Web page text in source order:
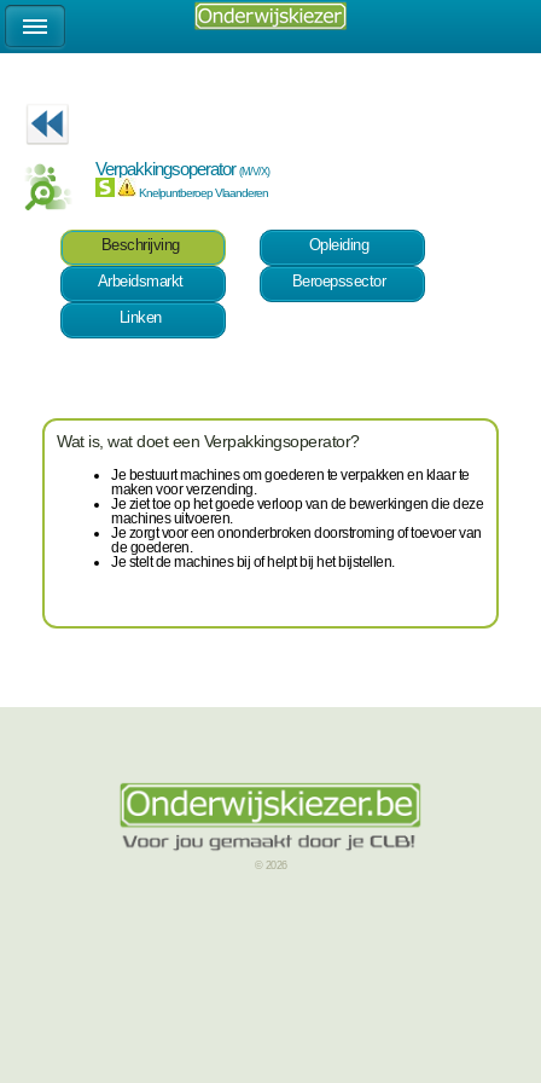
Verpakkingsoperator(M/V/X)
Knelpuntberoep Vlaanderen
Beschrijving
Opleiding
Arbeidsmarkt
Beroepssector
Linken
Wat is, wat doet een Verpakkingsoperator?
Je bestuurt machines om goederen te verpakken en klaar te
maken voor verzending.
Je ziet toe op het goede verloop van de bewerkingen die deze
machines uitvoeren.
Je zorgt voor een ononderbroken doorstroming of toevoer van
de goederen.
Je stelt de machines bij of helpt bij het bijstellen.
© 2026